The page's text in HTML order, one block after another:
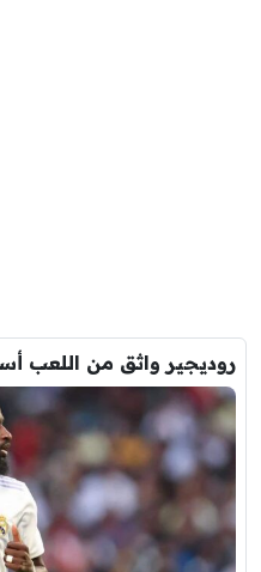
روديجير واثق من اللعب